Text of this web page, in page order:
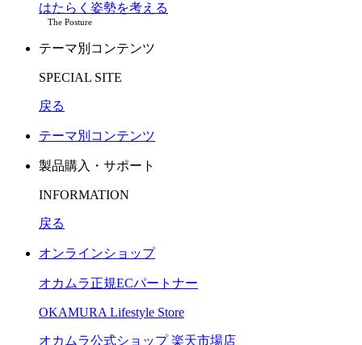
はたらく姿勢を考える
The Posture
テーマ別コンテンツ
SPECIAL SITE
戻る
テーマ別コンテンツ
製品購入・サポート
INFORMATION
戻る
オンラインショップ
オカムラ正規ECパートナー
OKAMURA Lifestyle Store
オカムラ公式ショップ 楽天市場店